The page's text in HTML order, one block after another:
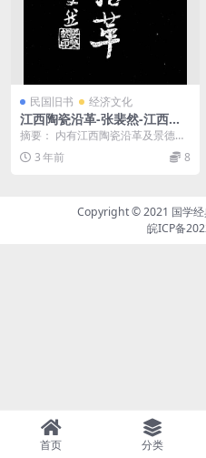
民国旧书 经济文化
江西陶瓷沿革-张裴然-江西省
建设厅
摘要： 内有江西陶瓷沿革及景德镇
瓷业现况。书前有景德镇瓷器制造
实况照片20幅唐瓷...
3 年前 8
Copyright © 2021 国学
皖ICP备
首页 分类